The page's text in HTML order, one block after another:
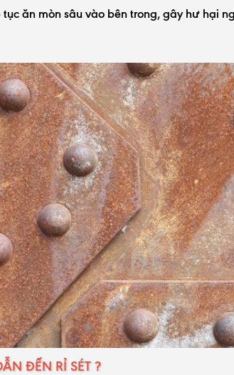
ăn mòn sâu vào bên trong, gây hư hại
ĐẾN RỈ SÉT ?